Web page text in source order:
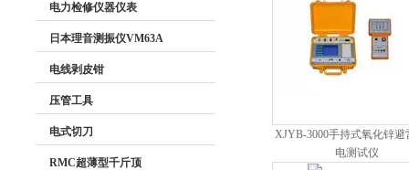
电力检修仪器仪表
日本理音测振仪VM63A
电线剥皮钳
压管工具
电式切刀
RMC超薄型千斤顶
XJYB-3000手持式氧化锌避
电测试仪